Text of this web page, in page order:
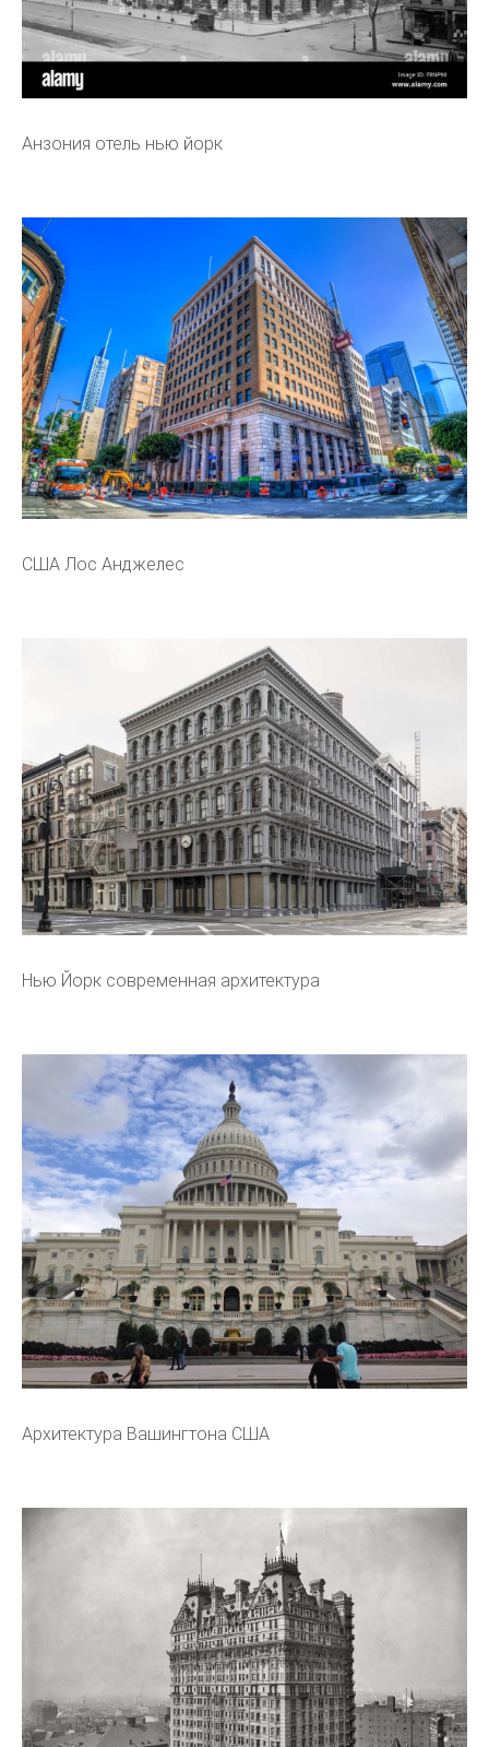
Анзония отель нью йорк
США Лос Анджелес
Нью Йорк современная архитектура
Архитектура Вашингтона США